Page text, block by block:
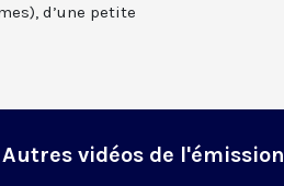
d’une petite
Autres vidéos de l'émission